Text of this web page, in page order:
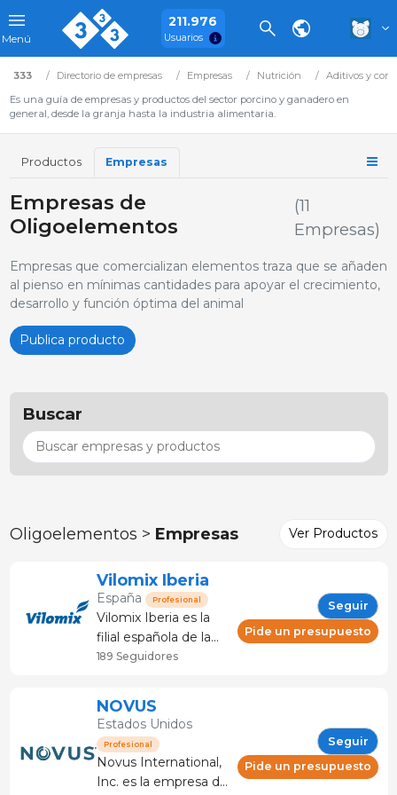
Menú
211.976
Usuarios
333 Directorio de empresas Empresas Nutrición
Aditivos y
Es una guía de empresas y productos del sector porcino y ganadero en
general, desde la granja hasta la industria alimentaria.
Productos Empresas
Empresas de
Oligoelementos
(11
Empresas)
Empresas que comercializan elementos traza que se añaden
al pienso en mínimas cantidades para apoyar el crecimiento,
desarrollo y función óptima del animal
Publica producto
Buscar
Oligoelementos > Empresas Ver Productos
Vilomix Iberia
España Profesional
Vilomix Iberia es la
filial española de la
familia Vilomix, líder
Con más de 500
empleados, 14 filiales
en todo el mundo y
una facturación anual
189 Seguidores
Seguir
Pide un presupuesto
NOVUS
Estados Unidos
Profesional
Novus International,
Inc. es la empresa de
Seguir
Pide un presupuesto